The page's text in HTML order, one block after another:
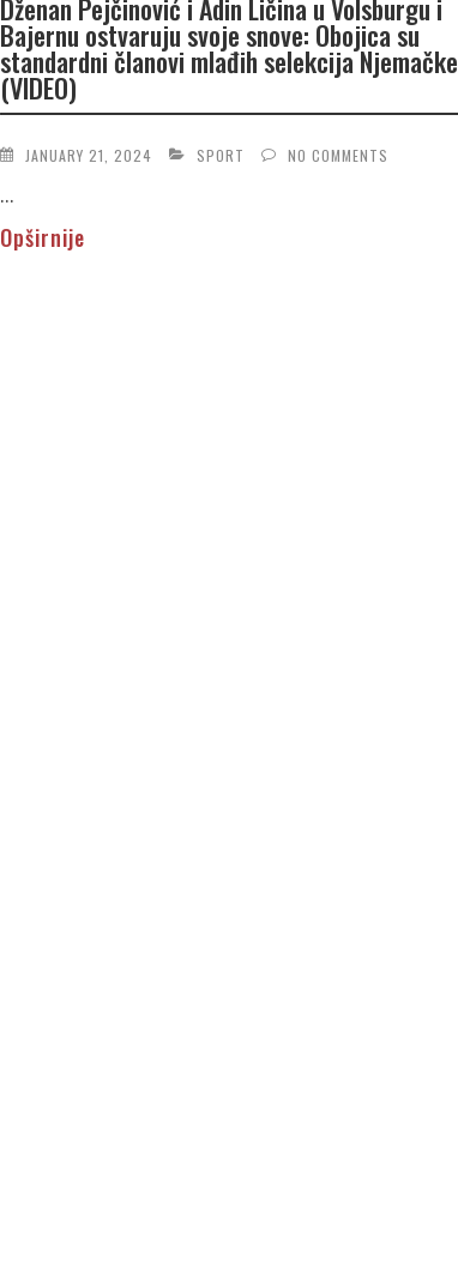
Dženan Pejčinović i Adin Ličina u Volsburgu i
Bajernu ostvaruju svoje snove: Obojica su
standardni članovi mlađih selekcija Njemačke
(VIDEO)
JANUARY 21, 2024 SPORT NO COMMENTS
...
Opširnije